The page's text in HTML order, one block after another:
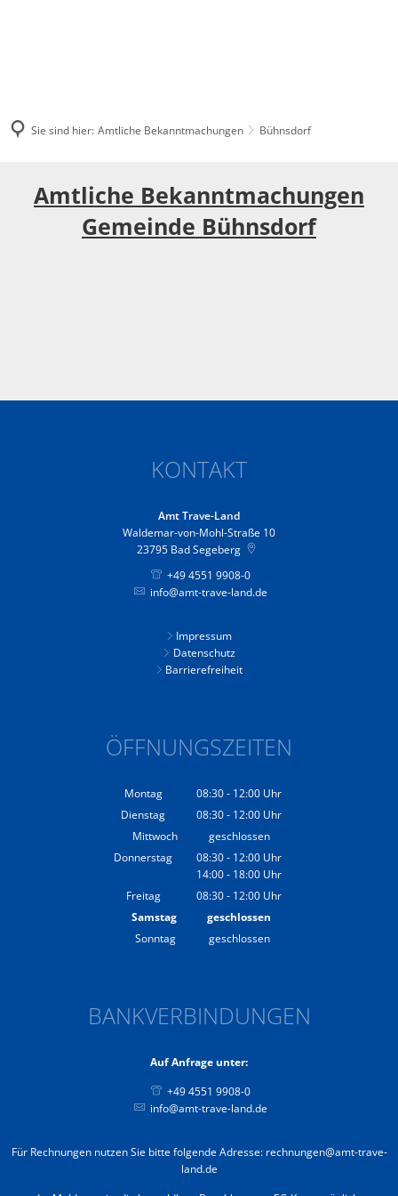
Sie sind hier: Amtliche Bekanntmachungen Bühnsdorf
Amtliche Bekanntmachungen
Gemeinde Bühnsdorf
KONTAKT
Amt Trave-Land
Waldemar-von-Mohl-Straße 10
23795 Bad Segeberg
+49 4551 9908-0
info@amt-trave-land.de
Impressum
Datenschutz
Barrierefreiheit
ÖFFNUNGSZEITEN
Montag 08:30- 12:00 Uhr
Von 08:30 bis 12:00 Uhr
Dienstag 08:30- 12:00 Uhr
Von 08:30 bis 12:00 Uhr
Mittwoch
geschlossen
Donnerstag
08:30- 12:00 Uhr
Von 08:30 bis 12:00 Uhr
14:00- 18:00 Uhr
Von 14:00 bis 18:00 Uhr
Freitag 08:30- 12:00 Uhr
Von 08:30 bis 12:00 Uhr
Samstag
geschlossen
Sonntag
geschlossen
BANKVERBINDUNGEN
Auf Anfrage unter:
+49 4551 9908-0
info@amt-trave-land.de
Für Rechnungen nutzen Sie bitte folgende Adresse: rechnungen@amt-trave-
land.de